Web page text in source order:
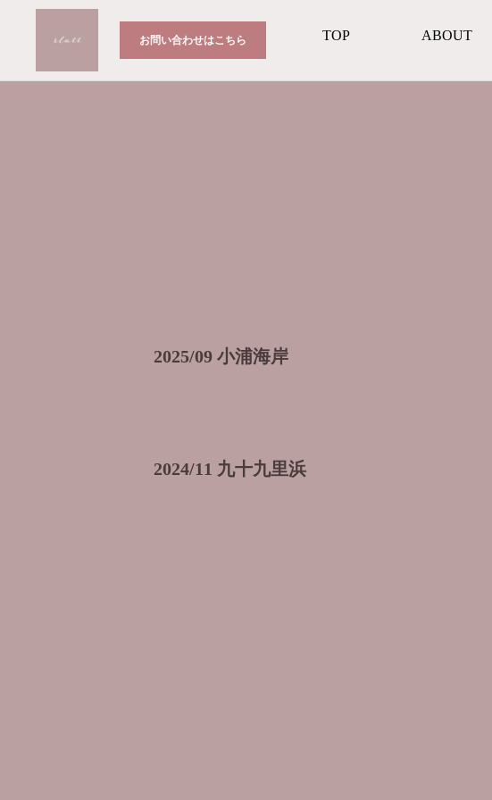
TOP ABOUT
お問い合わせはこちら
2025/09 小浦海岸
2024/11 九十九里浜